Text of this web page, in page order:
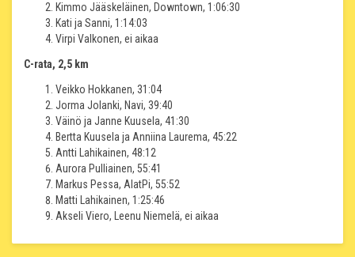
Kimmo Jääskeläinen, Downtown, 1:06:30
Kati ja Sanni, 1:14:03
Virpi Valkonen, ei aikaa
C-rata, 2,5 km
Veikko Hokkanen, 31:04
Jorma Jolanki, Navi, 39:40
Väinö ja Janne Kuusela, 41:30
Bertta Kuusela ja Anniina Laurema, 45:22
Antti Lahikainen, 48:12
Aurora Pulliainen, 55:41
Markus Pessa, AlatPi, 55:52
Matti Lahikainen, 1:25:46
Akseli Viero, Leenu Niemelä, ei aikaa